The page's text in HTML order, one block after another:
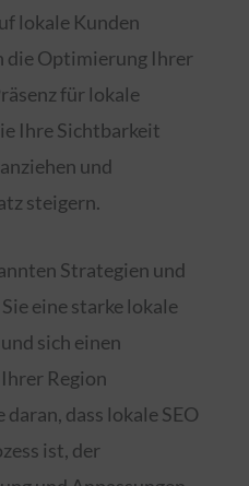
lokale Kunden
die Optimierung Ihrer
für lokale
Ihre Sichtbarkeit
und
steigern.
Strategien und
eine starke lokale
sich einen
Region
dass lokale SEO
ist, der